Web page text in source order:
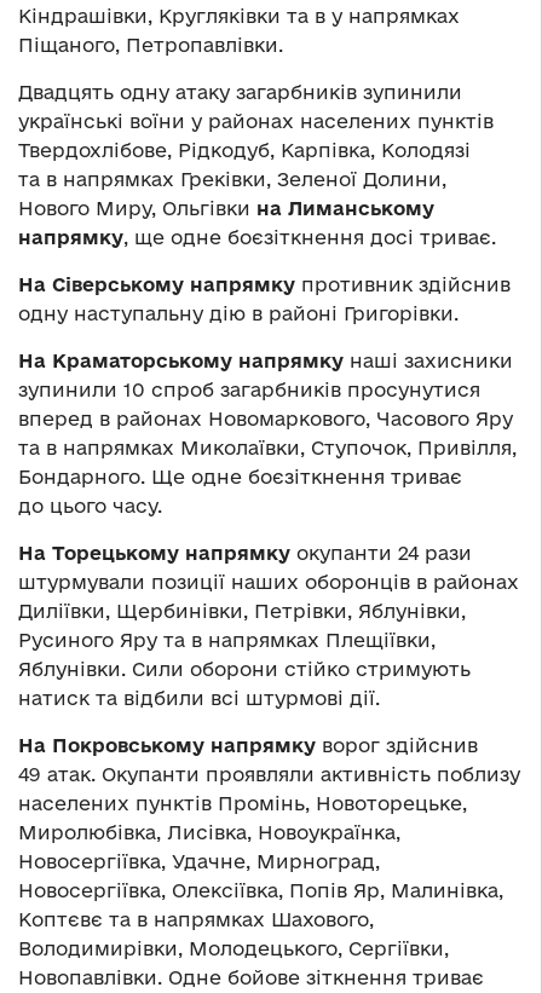
Кіндрашівки, Кругляківки та в у напрямках
Піщаного, Петропавлівки.
Двадцять одну атаку загарбників зупинили
українські воїни у районах населених пунктів
Твердохлібове, Рідкодуб, Карпівка, Колодязі
та в напрямках Греківки, Зеленої Долини,
Нового Миру, Ольгівки на Лиманському
напрямку, ще одне боєзіткнення досі триває.
На Сіверському напрямку противник здійснив
одну наступальну дію в районі Григорівки.
На Краматорському напрямку наші захисники
зупинили 10 спроб загарбників просунутися
вперед в районах Новомаркового, Часового Яру
та в напрямках Миколаївки, Ступочок, Привілля,
Бондарного. Ще одне боєзіткнення триває
до цього часу.
На Торецькому напрямку окупанти 24 рази
штурмували позиції наших оборонців в районах
Диліївки, Щербинівки, Петрівки, Яблунівки,
Русиного Яру та в напрямках Плещіївки,
Яблунівки. Сили оборони стійко стримують
натиск та відбили всі штурмові дії.
На Покровському напрямку ворог здійснив
49 атак. Окупанти проявляли активність поблизу
населених пунктів Промінь, Новоторецьке,
Миролюбівка, Лисівка, Новоукраїнка,
Новосергіївка, Удачне, Мирноград,
Новосергіївка, Олексіївка, Попів Яр, Малинівка,
Коптєвє та в напрямках Шахового,
Володимирівки, Молодецького, Сергіївки,
Новопавлівки. Одне бойове зіткнення триває